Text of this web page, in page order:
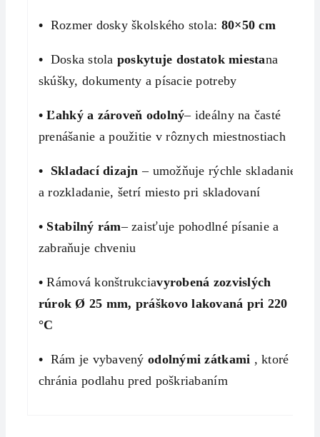
• Rozmer dosky školského stola: 80×50cm
• Doska stola poskytuje dostatok miestana
skúšky, dokumenty a písacie potreby
• Ľahký a zároveň odolný– ideálny na časté
prenášanie a použitie v rôznych miestnostiach
• Skladací dizajn – umožňuje rýchle skladanie
a rozkladanie, šetrí miesto pri skladovaní
• Stabilný rám– zaisťuje pohodlné písanie a
zabraňuje chveniu
• Rámová konštrukciavyrobená zozvislých
rúrok Ø 25 mm, práškovo lakovaná pri 220
°C
• Rám je vybavenýodolnými zátkami , ktoré
chránia podlahu pred poškriabaním